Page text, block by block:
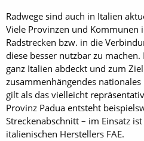
Radwege sind auch in Italien
Viele Provinzen und Kommunen
Radstrecken bzw. in die
diese besser nutzbar zu machen.
ganz Italien abdeckt und zum
zusammenhängendes nationales
gilt als das vielleicht
Provinz Padua entsteht
Streckenabschnitt – im Einsatz
italienischen Herstellers FAE.